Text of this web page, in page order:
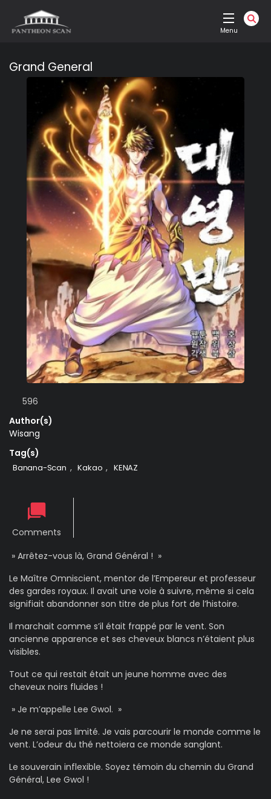
Menu
Grand General
596
Author(s)
Wisang
Tag(s)
Banana-Scan , Kakao , KENAZ
Comments
» Arrêtez-vous là, Grand Général ! »
Le Maître Omniscient, mentor de l’Empereur et professeur
des gardes royaux. Il avait une voie à suivre, même si cela
signifiait abandonner son titre de plus fort de l’histoire.
Il marchait comme s’il était frappé par le vent. Son
ancienne apparence et ses cheveux blancs n’étaient plus
visibles.
Tout ce qui restait était un jeune homme avec des
cheveux noirs fluides !
» Je m’appelle Lee Gwol. »
Je ne serai pas limité. Je vais parcourir le monde comme le
vent. L’odeur du thé nettoiera ce monde sanglant.
Le souverain inflexible. Soyez témoin du chemin du Grand
Général, Lee Gwol !